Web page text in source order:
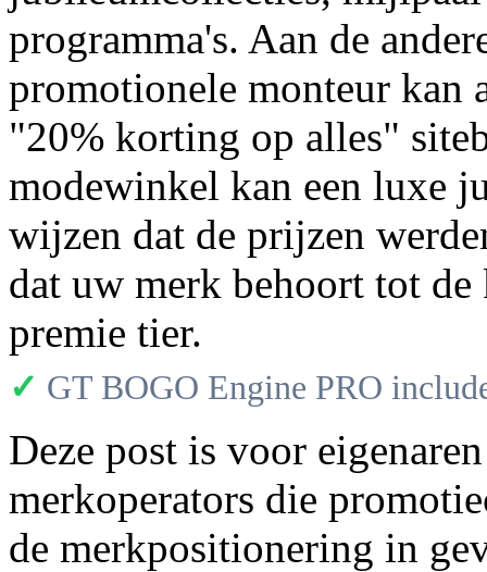
programma's. Aan de
promotionele monteur kan
"20% korting op alles"
modewinkel kan een luxe
wijzen dat de prijzen
dat uw merk behoort tot
premie tier.
✓ GT BOGO Engine PRO
Deze post is voor
merkoperators die
de merkpositionering in